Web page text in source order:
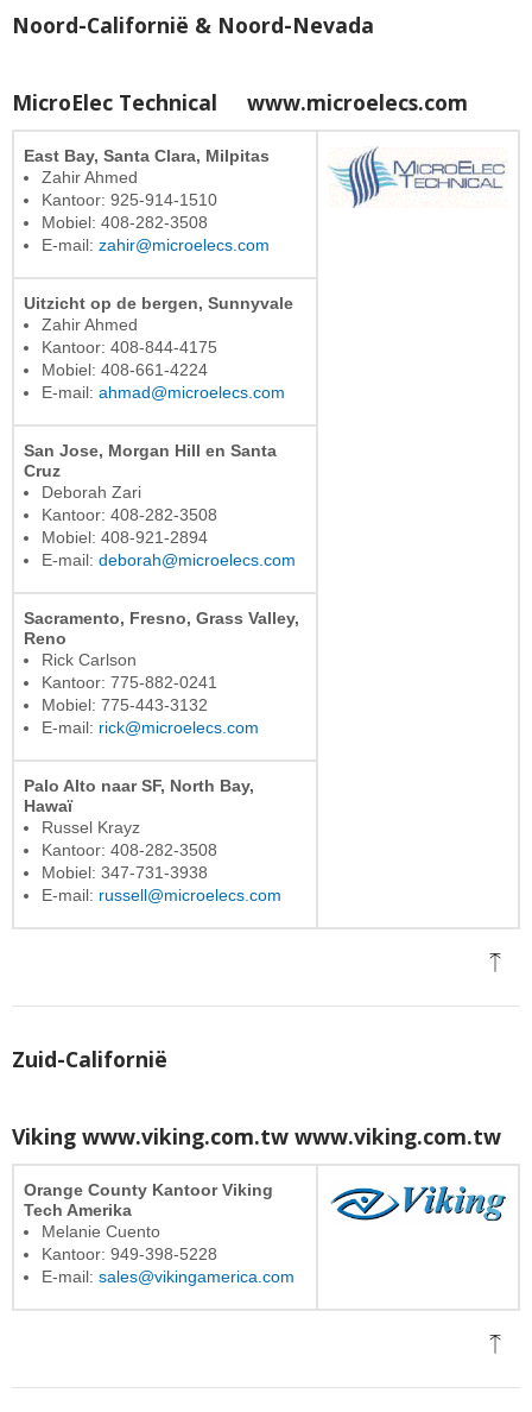
Noord-Californië & Noord-Nevada
MicroElec Technical www.microelecs.com
East Bay, Santa Clara, Milpitas
Zahir Ahmed
Kantoor: 925-914-1510
Mobiel: 408-282-3508
E-mail: zahir@microelecs.com
Uitzicht op de bergen, Sunnyvale
Zahir Ahmed
Kantoor: 408-844-4175
Mobiel: 408-661-4224
E-mail: ahmad@microelecs.com
San Jose, Morgan Hill en Santa
Cruz
Deborah Zari
Kantoor: 408-282-3508
Mobiel: 408-921-2894
E-mail: deborah@microelecs.com
Sacramento, Fresno, Grass Valley,
Reno
Rick Carlson
Kantoor: 775-882-0241
Mobiel: 775-443-3132
E-mail: rick@microelecs.com
Palo Alto naar SF, North Bay,
Hawaï
Russel Krayz
Kantoor: 408-282-3508
Mobiel: 347-731-3938
E-mail: russell@microelecs.com
Zuid-Californië
Viking www.viking.com.tw www.viking.com.tw
Orange County Kantoor Viking
Tech Amerika
Melanie Cuento
Kantoor: 949-398-5228
E-mail: sales@vikingamerica.com